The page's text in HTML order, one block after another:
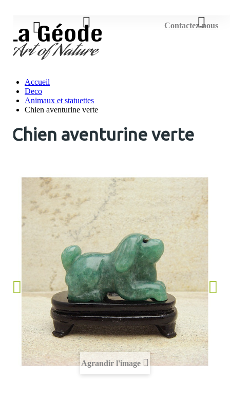
Contactez-nous
Accueil
Deco
Animaux et statuettes
Chien aventurine verte
Chien aventurine verte
Agrandir l'image